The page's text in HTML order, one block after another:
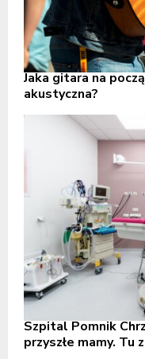
Jaka gitara na
akustyczna?
Szpital Pomnik
przyszłe mamy. Tu